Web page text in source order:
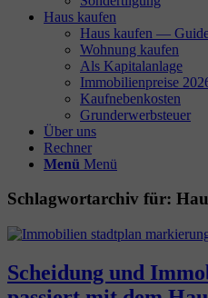
Haus kaufen
Haus kaufen —
Wohnung kaufen
Als Kapitalanlage
Immobilienpreise
Kaufnebenkosten
Grunderwerbsteuer
Über uns
Rechner
Menü Menü
Schlagwortarchiv für:
Scheidung und